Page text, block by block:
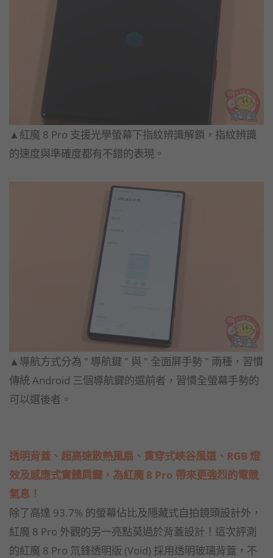
▲紅魔 8 Pro 支援光學螢幕下指紋辨識解鎖，指紋辨識
的速度與準確度都有不錯的表現。
▲導航方式分為 " 導航鍵 " 與 " 全面屏手勢 " 兩種，習慣
傳統 Android 三個導航鍵的選前者，習慣全螢幕手勢的
可以選後者。
透明背蓋、超高速散熱風扇、貫穿式峽谷風道、RGB 燈
效及感應式實體肩鍵，為紅魔 8 Pro 帶來更強烈的電競
氣息！
除了高達 93.7% 的螢幕佔比及隱藏式自拍鏡頭設計外，
紅魔 8 Pro 外觀的另一亮點莫過於背蓋設計！這次評測
的紅魔 8 Pro 氘鋒透明版 (Void) 採用透明玻璃背蓋，不